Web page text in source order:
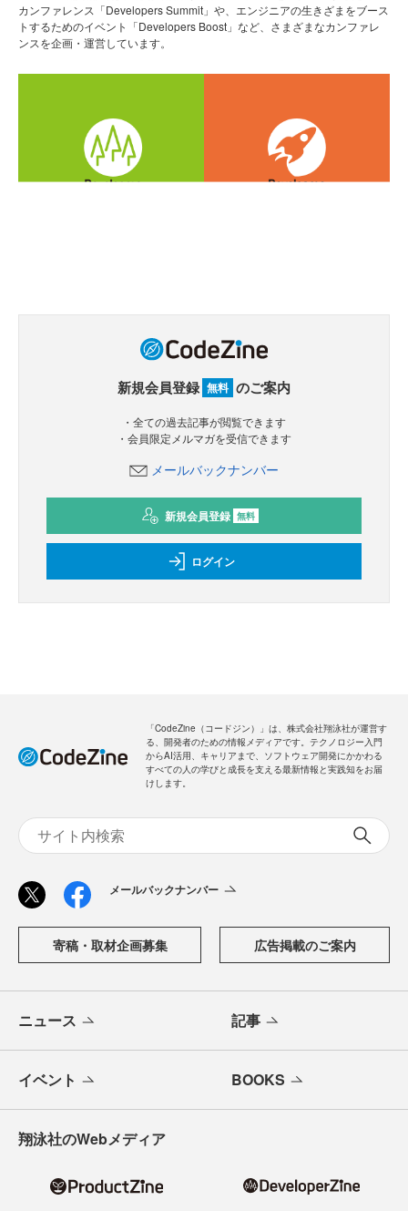
カンファレンス「Developers Summit」や、エンジニアの生きざまをブース
トするためのイベント「Developers Boost」など、さまざまなカンファレ
ンスを企画・運営しています。
新規会員登録 無料 のご案内
・全ての過去記事が閲覧できます
・会員限定メルマガを受信できます
メールバックナンバー
新規会員登録 無料
ログイン
「CodeZine（コードジン）」は、株式会社翔泳社が運営す
る、開発者のための情報メディアです。テクノロジー入門
からAI活用、キャリアまで、ソフトウェア開発にかかわる
すべての人の学びと成長を支える最新情報と実践知をお届
けします。
メールバックナンバー
寄稿・取材企画募集 広告掲載のご案内
ニュース 記事
イベント BOOKS
翔泳社のWebメディア